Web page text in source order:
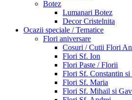
Botez
Lumanari Botez
Decor Cristelnita
Ocazii speciale / Tematice
Flori aniversare
Cosuri / Cutii Flori
Flori Sf. Ion
Flori Paste / Florii
Flori Sf. Constantin si
Flori Sf. Maria
Flori Sf. Mihail si